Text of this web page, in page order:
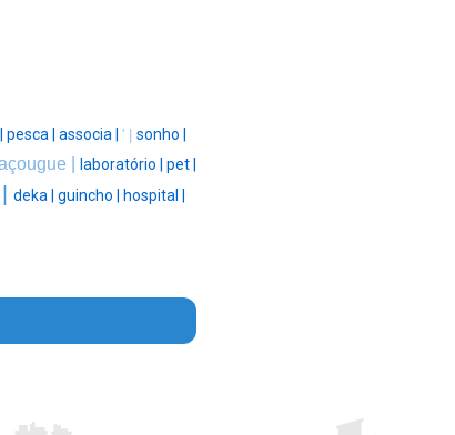
pesca | associa | ' | sonho |
| laboratório | pet |
deka | guincho |
hospital |